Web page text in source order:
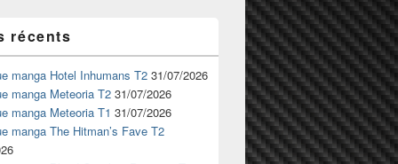
récents
manga Hotel Inhumans T2 31/07/2026
manga Meteoria T2 31/07/2026
manga Meteoria T1 31/07/2026
manga The Hitman’s Fave T2